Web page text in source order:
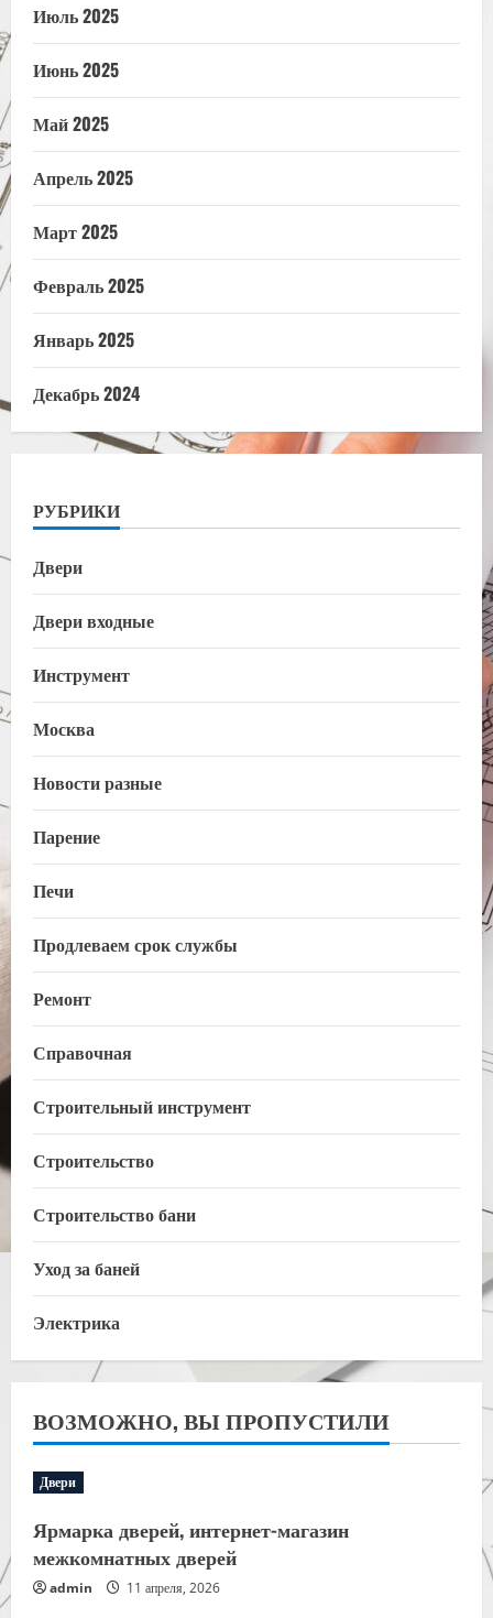
Июль 2025
Июнь 2025
Май 2025
Апрель 2025
Март 2025
Февраль 2025
Январь 2025
Декабрь 2024
РУБРИКИ
Двери
Двери входные
Инструмент
Москва
Новости разные
Парение
Печи
Продлеваем срок службы
Ремонт
Справочная
Строительный инструмент
Строительство
Строительство бани
Уход за баней
Электрика
ВОЗМОЖНО, ВЫ ПРОПУСТИЛИ
Двери
Ярмарка дверей, интернет-магазин
межкомнатных дверей
admin 11 апреля, 2026